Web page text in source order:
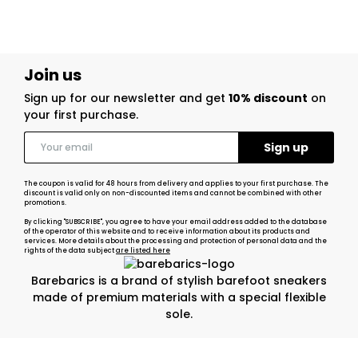
Barebarics is a brand of stylish barefoot sneakers
made of premium materials with a special flexible
sole.
Join us
Sign up for our newsletter and get 10% discount on
your first purchase.
The coupon is valid for 48 hours from delivery and applies to your first purchase. The
discount is valid only on non-discounted items and cannot be combined with other
promotions.
By clicking "SUBSCRIBE", you agree to have your email address added to the database
of the operator of this website and to receive information about its products and
services. More details about the processing and protection of personal data and the
rights of the data subjectare listed here